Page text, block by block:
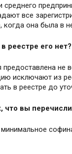
все
она была в
реестре его нет?
не
исключают из
в реестре до
что вы